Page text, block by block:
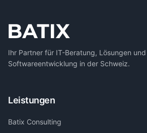
Ihr Partner für IT-Beratung, Lösungen
Softwareentwicklung in der Schweiz.
Leistungen
Batix Consulting